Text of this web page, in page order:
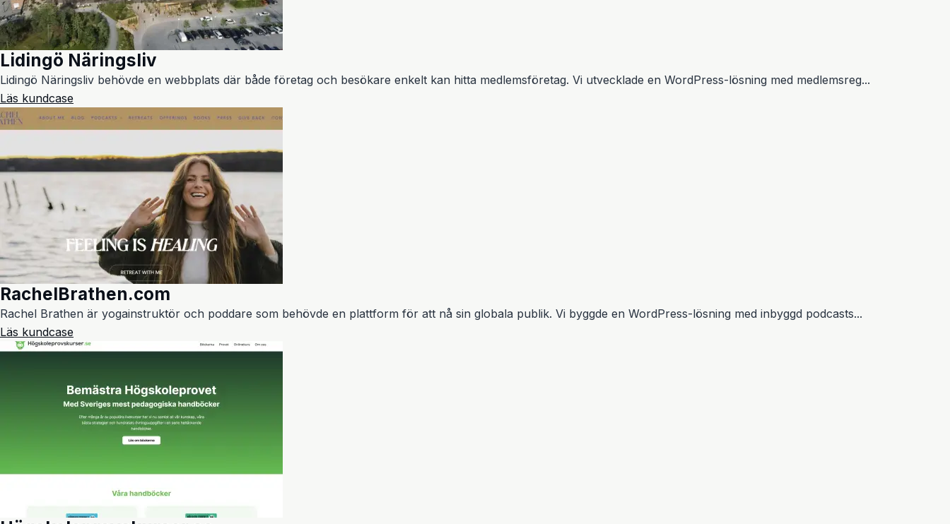
Lidingö Näringsliv
Lidingö Näringsliv behövde en webbplats där både företag och besökare enkelt kan hitta medlemsföretag. Vi utvecklade en WordPress-lösning med medlemsreg...
Läs kundcase
RachelBrathen.com
Rachel Brathen är yogainstruktör och poddare som behövde en plattform för att nå sin globala publik. Vi byggde en WordPress-lösning med inbyggd podcasts...
Läs kundcase